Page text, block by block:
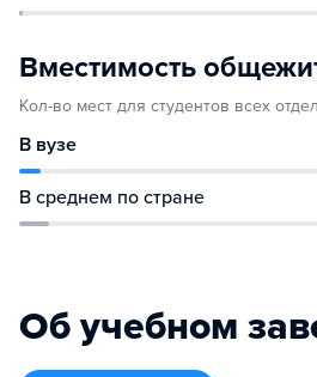
Вместимость
Кол-во мест для студентов всех
В вузе
В среднем по стране
Об учебном